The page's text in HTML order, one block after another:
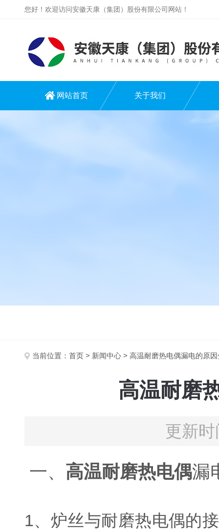
您好！欢迎访问安徽天康（集团）股份有限公司网站！
网站首页 关于我们
当前位置： 首页 > 新闻中心 > 高温耐磨热电偶漏电的原
高温耐磨
更新
一、 高温耐磨热电偶漏
1、炉丝与耐磨热电偶的